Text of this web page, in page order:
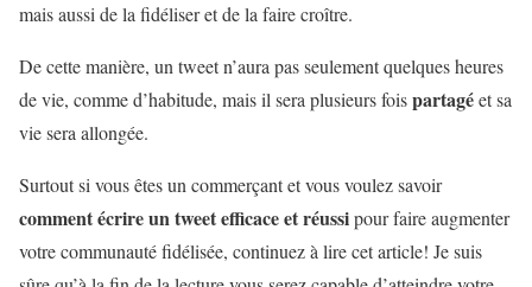
mais aussi de la fidéliser et de la faire croître.
De cette manière, un tweet n’aura pas seulement quelques heures
de vie, comme d’habitude, mais il sera plusieurs foispartagéet sa
vie sera allongée.
Surtout si vous êtes un commerçant et vous voulez savoir
comment écrire un tweet efficace et réussipour faire augmenter
votre communauté fidélisée, continuez à lire cet article! Je suis